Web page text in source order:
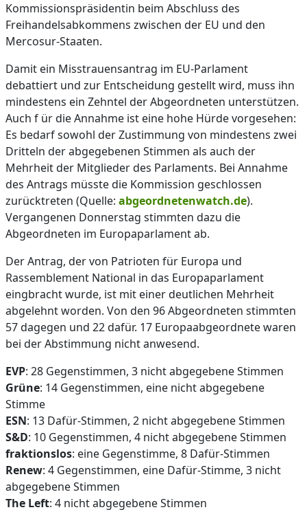
Kommissionspräsidentin beim Abschluss des
Freihandelsabkommens zwischen der EU und den
Mercosur-Staaten.
Damit ein Misstrauensantrag im EU-Parlament
debattiert und zur Entscheidung gestellt wird, muss ihn
mindestens ein Zehntel der Abgeordneten unterstützen.
Auch f ür die Annahme ist eine hohe Hürde vorgesehen:
Es bedarf sowohl der Zustimmung von mindestens zwei
Dritteln der abgegebenen Stimmen als auch der
Mehrheit der Mitglieder des Parlaments. Bei Annahme
des Antrags müsste die Kommission geschlossen
zurücktreten (Quelle: abgeordnetenwatch.de).
Vergangenen Donnerstag stimmten dazu die
Abgeordneten im Europaparlament ab.
Der Antrag, der von Patrioten für Europa und
Rassemblement National in das Europaparlament
eingbracht wurde, ist mit einer deutlichen Mehrheit
abgelehnt worden. Von den 96 Abgeordneten stimmten
57 dagegen und 22 dafür. 17 Europaabgeordnete waren
bei der Abstimmung nicht anwesend.
EVP: 28 Gegenstimmen, 3 nicht abgegebene Stimmen
Grüne: 14 Gegenstimmen, eine nicht abgegebene
Stimme
ESN: 13 Dafür-Stimmen, 2 nicht abgegebene Stimmen
S&D: 10 Gegenstimmen, 4 nicht abgegebene Stimmen
fraktionslos: eine Gegenstimme, 8 Dafür-Stimmen
Renew: 4 Gegenstimmen, eine Dafür-Stimme, 3 nicht
abgegebene Stimmen
The Left: 4 nicht abgegebene Stimmen